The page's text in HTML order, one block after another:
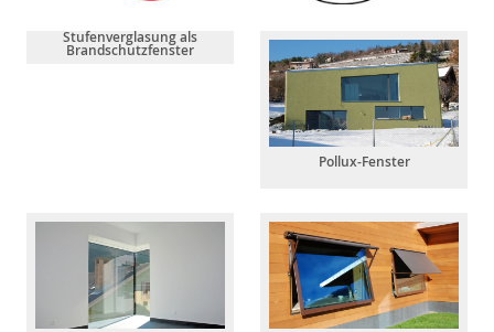
Stufenverglasung als
Brandschutzfenster
Pollux-Fenster